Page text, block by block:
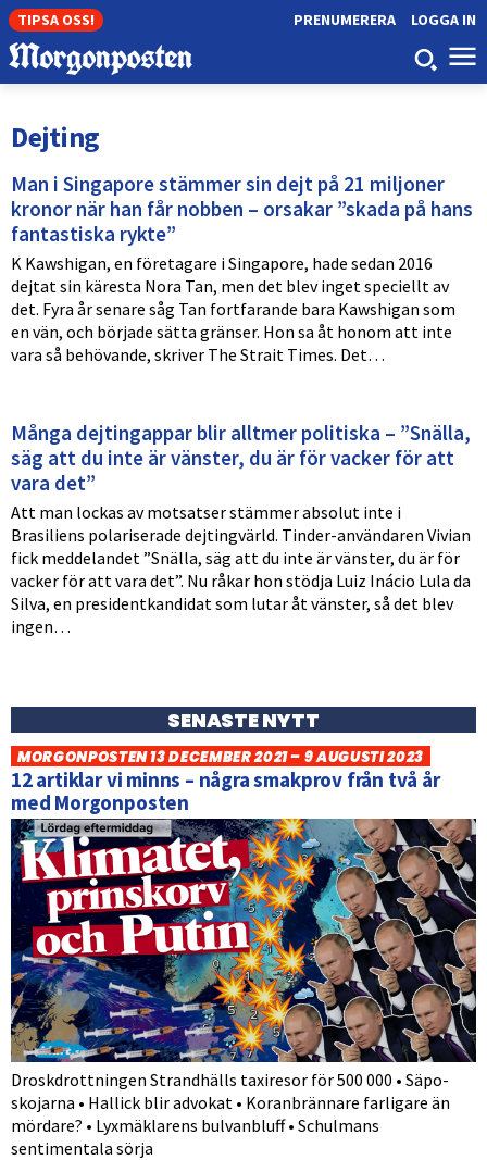
TIPSA OSS! LOGGA IN
PRENUMERERA
Dejting
Man i Singapore stämmer sin dejt på 21 miljoner
kronor när han får nobben – orsakar ”skada på hans
fantastiska rykte”
K Kawshigan, en företagare i Singapore, hade sedan 2016
dejtat sin käresta Nora Tan, men det blev inget speciellt av
det. Fyra år senare såg Tan fortfarande bara Kawshigan som
en vän, och började sätta gränser. Hon sa åt honom att inte
vara så behövande, skriver The Strait Times. Det…
Många dejtingappar blir alltmer politiska – ”Snälla,
säg att du inte är vänster, du är för vacker för att
vara det”
Att man lockas av motsatser stämmer absolut inte i
Brasiliens polariserade dejtingvärld. Tinder-användaren Vivian
fick meddelandet ”Snälla, säg att du inte är vänster, du är för
vacker för att vara det”. Nu råkar hon stödja Luiz Inácio Lula da
Silva, en presidentkandidat som lutar åt vänster, så det blev
ingen…
SENASTE NYTT
MORGONPOSTEN 13 DECEMBER 2021 – 9 AUGUSTI 2023
12 artiklar vi minns – några smakprov från två år
med Morgonposten
Droskdrottningen Strandhälls taxiresor för 500 000 • Säpo-
skojarna • Hallick blir advokat • Koranbrännare farligare än
mördare? • Lyxmäklarens bulvanbluff • Schulmans
sentimentala sörja